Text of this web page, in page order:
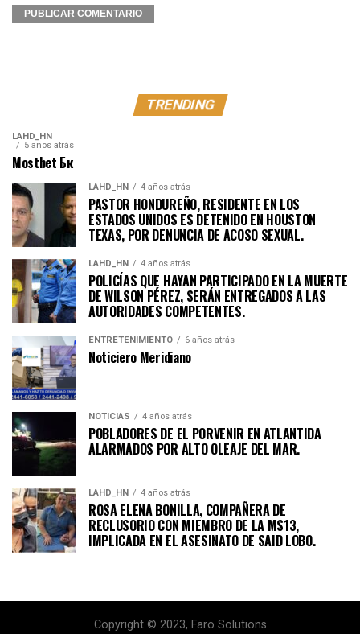
TRENDING
LAHD_HN
5 años atrás
Mostbet Бк
LAHD_HN 4 años atrás
PASTOR HONDUREÑO, RESIDENTE EN LOS
ESTADOS UNIDOS ES DETENIDO EN HOUSTON
TEXAS, POR DENUNCIA DE ACOSO SEXUAL.
LAHD_HN 4 años atrás
POLICÍAS QUE HAYAN PARTICIPADO EN LA MUERTE
DE WILSON PÉREZ, SERÁN ENTREGADOS A LAS
AUTORIDADES COMPETENTES.
ENTRETENIMIENTO 6 años atrás
Noticiero Meridiano
NOTICIAS 4 años atrás
POBLADORES DE EL PORVENIR EN ATLANTIDA
ALARMADOS POR ALTO OLEAJE DEL MAR.
LAHD_HN 4 años atrás
ROSA ELENA BONILLA, COMPAÑERA DE
RECLUSORIO CON MIEMBRO DE LA MS13,
IMPLICADA EN EL ASESINATO DE SAID LOBO.
Copyright © 2023, Faro Solutions